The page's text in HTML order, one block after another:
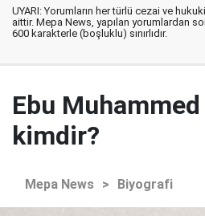
UYARI: Yorumların her türlü cezai ve
aittir. Mepa News, yapılan yorumlardan
600 karakterle (boşluklu) sınırlıdır.
Ebu Muhammed
kimdir?
Mepa News > Biyografi